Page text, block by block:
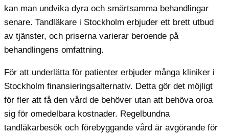
kan man undvika dyra och smärtsamma behandlingar
senare. Tandläkare i Stockholm erbjuder ett brett utbud
av tjänster, och priserna varierar beroende på
behandlingens omfattning.
För att underlätta för patienter erbjuder många kliniker i
Stockholm finansieringsalternativ. Detta gör det möjligt
för fler att få den vård de behöver utan att behöva oroa
sig för omedelbara kostnader. Regelbundna
tandläkarbesök och förebyggande vård är avgörande för